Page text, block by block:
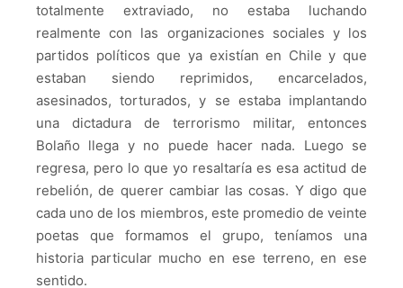
totalmente extraviado, no estaba luchando
realmente con las organizaciones sociales y los
partidos políticos que ya existían en Chile y que
estaban siendo reprimidos, encarcelados,
asesinados, torturados, y se estaba implantando
una dictadura de terrorismo militar, entonces
Bolaño llega y no puede hacer nada. Luego se
regresa, pero lo que yo resaltaría es esa actitud de
rebelión, de querer cambiar las cosas. Y digo que
cada uno de los miembros, este promedio de veinte
poetas que formamos el grupo, teníamos una
historia particular mucho en ese terreno, en ese
sentido.